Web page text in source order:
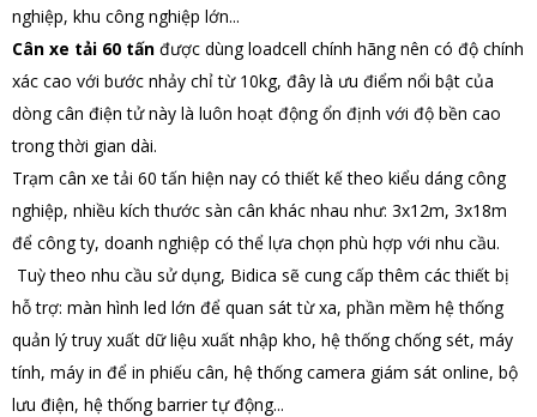
nghiệp, khu công nghiệp lớn...
Cân xe tải 60 tấn được dùng loadcell chính hãng nên có độ chính
xác cao với bước nhảy chỉ từ 10kg, đây là ưu điểm nổi bật của
dòng cân điện tử này là luôn hoạt động ổn định với độ bền cao
trong thời gian dài.
Trạm cân xe tải 60 tấn hiện nay có thiết kế theo kiểu dáng công
nghiệp, nhiều kích thước sàn cân khác nhau như: 3x12m, 3x18m
để công ty, doanh nghiệp có thể lựa chọn phù hợp với nhu cầu.
Tuỳ theo nhu cầu sử dụng, Bidica sẽ cung cấp thêm các thiết bị
hỗ trợ: màn hình led lớn để quan sát từ xa, phần mềm hệ thống
quản lý truy xuất dữ liệu xuất nhập kho, hệ thống chống sét, máy
tính, máy in để in phiếu cân, hệ thống camera giám sát online, bộ
lưu điện, hệ thống barrier tự động...